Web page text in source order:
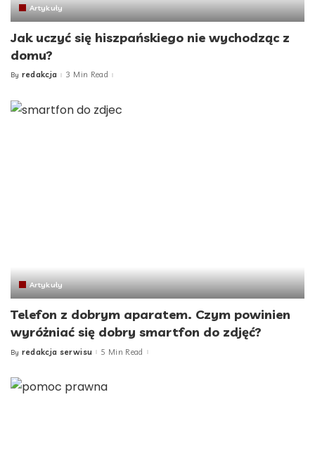
Artykuły
Jak uczyć się hiszpańskiego nie wychodząc z
domu?
Posted
By redakcja 3 Min Read
Artykuły
Telefon z dobrym aparatem. Czym powinien
wyróżniać się dobry smartfon do zdjęć?
Posted
By redakcja serwisu 5 Min Read